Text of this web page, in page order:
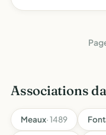
Associations
Meaux· 1489